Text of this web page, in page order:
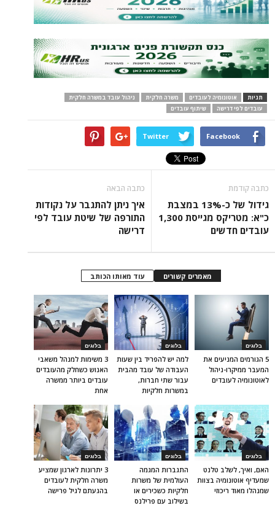
תגיות אוטונומיה לעובדים משרה חלקית
ניהול עובד במשרה חלקית
עובדים לפי דרישה
שיתוף עובדים
Facebook
Twitter
כתבה קודמת
גידול של כ-13% במצבת
כ"א: מטריקס מגייסת 1,300
עובדים חדשים
כתבה הבאה
איך ניתן להתגבר על נקודות
התורפה של שיטת עובד לפי
דרישה
מאמרים קשורים עוד מאותו הכותב
בלוגים
3 משימות למנהל משאבי
האנוש כשחלק מהעובדים
עובדים ביותר ממשרה
אחת
בלוגים
למה יש להפריד בין שעות
העבודה של עובד מהבית
עבור שתי חברות,
במשרות חלקיות
בלוגים
5 הגורמים המניעים את
המעבר ממיקרו-ניהול
לאוטונומיה לעובדים
בלוגים
3 יתרונות לארגון שמציע
משרה חלקית לעובדים
בהגעתם לגיל פרישה
בלוגים
התגברות המגמה
העולמית של משרות
חלקיות כשכירים או
בשילוב עם פרילנס
בלוגים
האם, ואיך, לשלב טלנט
שמעדיף אוטונומיה בצוות
שמנהלו מאוד ריכוזי